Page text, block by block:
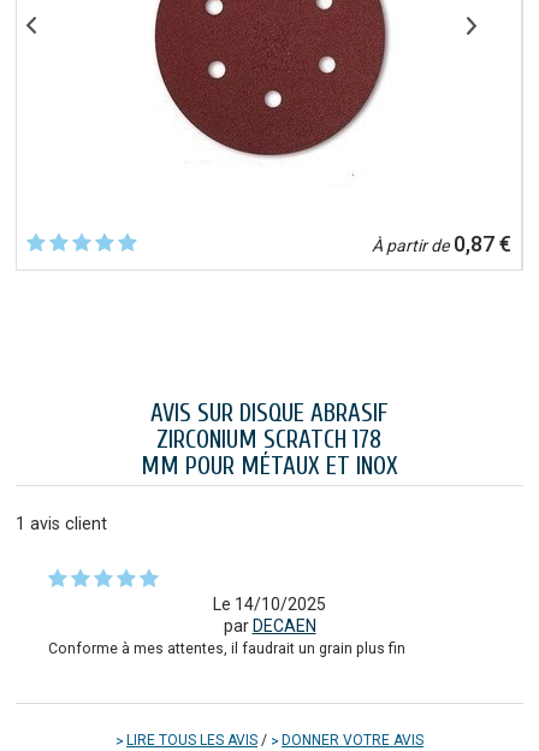
À partir de0,87 €
AVIS SUR DISQUE ABRASIF
ZIRCONIUM SCRATCH 178
MM POUR MÉTAUX ET INOX
1 avis client
Le 14/10/2025
par DECAEN
Conforme à mes attentes, il faudrait un grain plus fin
LIRE TOUS LES AVIS / DONNER VOTRE AVIS